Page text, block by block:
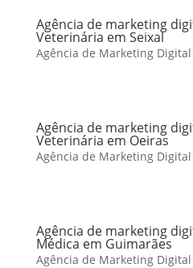
Agência de marketing
Veterinária em Seixal
Agência de Marketing
Agência de marketing
Veterinária em Oeiras
Agência de Marketing
Agência de marketing
Médica em Guimarães
Agência de Marketing